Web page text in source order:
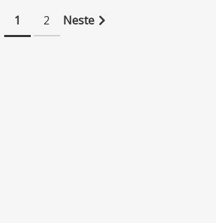
Innleggnavigasjon
1 2 Neste